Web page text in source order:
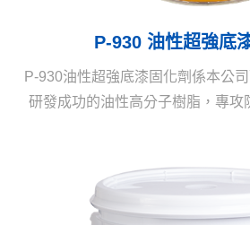
P-930 油性超強底
P-930油性超強底漆固化劑係本公
研發成功的油性高分子樹脂，專攻